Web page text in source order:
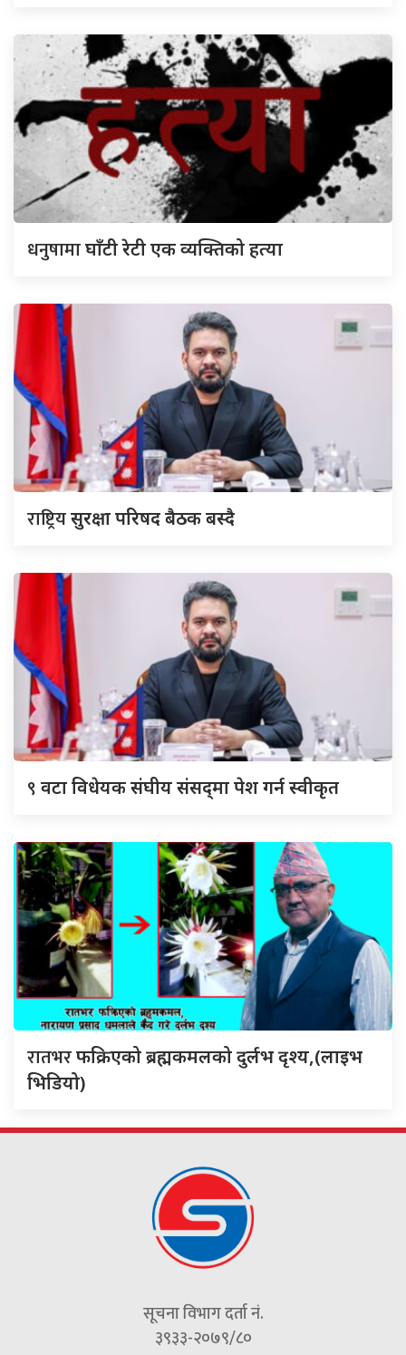
धनुषामाघाँटी रेटी एक व्यक्तिको हत्या
राष्ट्रियसुरक्षा परिषद बैठक बस्दै
९ वटा विधेयक संघीय संसद्‌मा पेश गर्न स्वीकृत
रातभरफक्रिएको ब्रह्मकमलको दुर्लभ दृश्य,(लाइभ
भिडियो)
सूचना विभाग दर्ता नं.
३९३३-२०७९/८०